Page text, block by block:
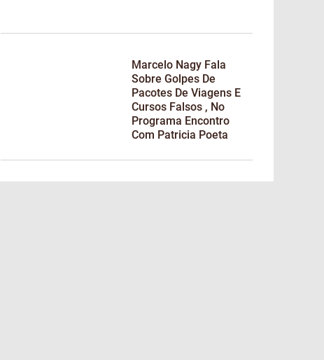
Marcelo Nagy Fala
Sobre Golpes De
Pacotes De Viagens E
Cursos Falsos , No
Programa Encontro
Com Patricia Poeta